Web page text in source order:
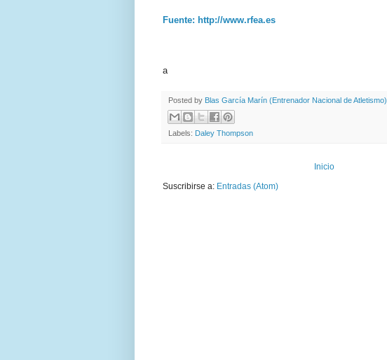
Fuente: http://www.rfea.es
a
Posted by Blas García Marín (Entrenador Nacional de Atletismo)
Labels: Daley Thompson
Inicio
Suscribirse a: Entradas (Atom)